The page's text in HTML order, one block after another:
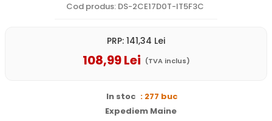
Cod produs: DS-2CE17D0T-IT5F3C
PRP: 141,34 Lei
108,99Lei (TVA inclus)
In stoc : 277 buc
Expediem Maine